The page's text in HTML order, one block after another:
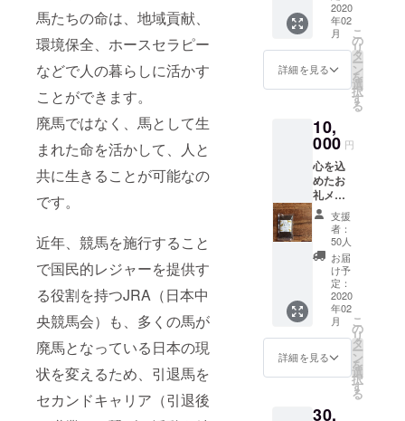
馬たちの命は、地域貢献、
環境保全、ホースセラピー
などで人の暮らしに活かす
ことができます。
廃馬ではなく、馬として生
まれた命を活かして、人と
共に生きることが可能なの
です。
近年、競馬を施行すること
で国民的レジャーを提供す
る役割を持つJRA（日本中
央競馬会）も、多くの馬が
廃馬となっている日本の現
状を変えるため、引退馬を
セカンドキャリア（引退後
2020
年02
月
詳細を見る
こ
の
リ
タ
ー
ン
を
選
択
す
る
10,
000 円
心を込
めたお
礼メー
ルのご
送付
オリジ
ナル馬
ふん堆
肥（ダ
ディー
牧場か
ら出る
馬ふん
を使っ
た堆肥
です）
支援
者：
50人
お届
け予
定：
2020
年02
月
詳細を見る
こ
の
リ
タ
ー
ン
を
選
択
す
る
30,